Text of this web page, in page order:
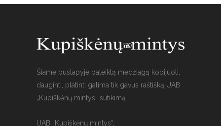
Šiame puslapyje pateiktą medžiagą kopijuoti,
dauginti, platinti galima tik gavus raštišką UAB
„Kupiškėnų mintys“ sutikimą.
UAB „Kupiškėnų mintys“,